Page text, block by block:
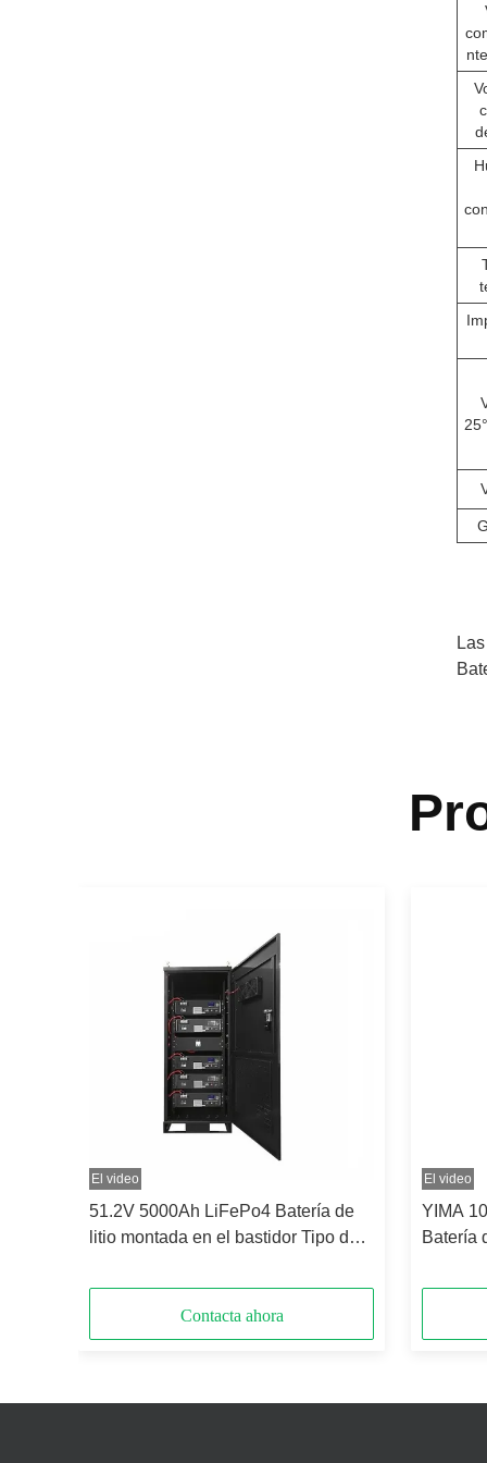
El video
51.2V 5000Ah LiFePo4 Batería de
litio montada en el bastidor Tipo de
Contacta ahora
El video
YIMA
Batería